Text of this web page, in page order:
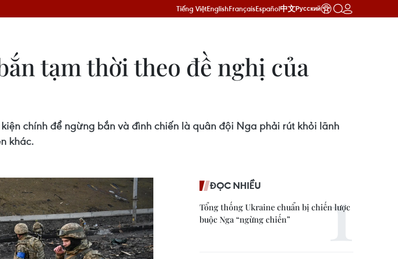
Tiếng ViệtEnglishFrançaisEspañol中文Русский
tạm thời theo đề nghị của
chính để ngừng bắn và đình chiến là quân đội Nga phải rút khỏi lãnh
khác.
ĐỌC NHIỀU
Tổng thống Ukraine chuẩn bị chiến lược
buộc Nga “ngừng chiến”